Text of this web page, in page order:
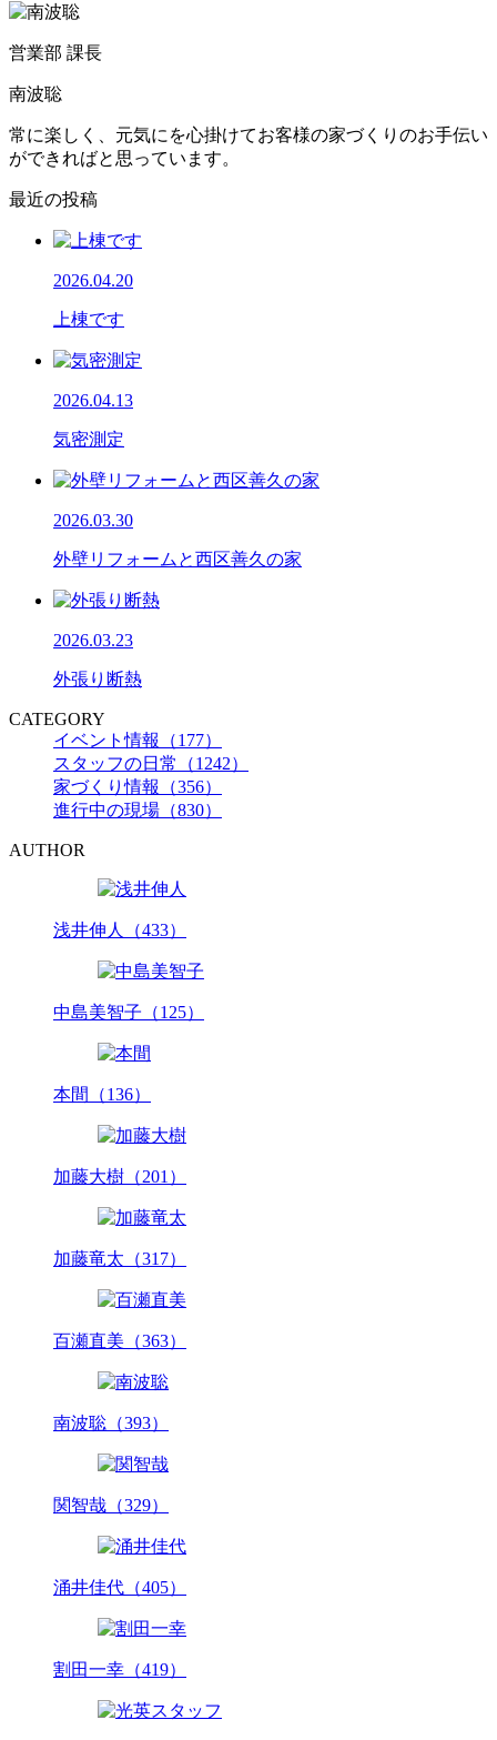
営業部 課長
南波聡
常に楽しく、元気にを心掛けてお客様の家づくりのお手伝い
ができればと思っています。
最近の投稿
2026.04.20
上棟です
2026.04.13
気密測定
2026.03.30
外壁リフォームと西区善久の家
2026.03.23
外張り断熱
CATEGORY
イベント情報（177）
スタッフの日常（1242）
家づくり情報（356）
進行中の現場（830）
AUTHOR
浅井伸人（433）
中島美智子（125）
本間（136）
加藤大樹（201）
加藤竜太（317）
百瀬直美（363）
南波聡（393）
関智哉（329）
涌井佳代（405）
割田一幸（419）